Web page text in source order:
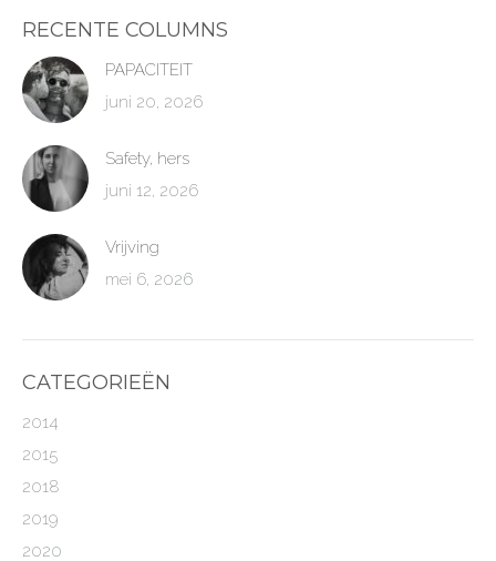
RECENTE COLUMNS
PAPACITEIT
juni 20, 2026
Safety, hers
juni 12, 2026
Vrijving
mei 6, 2026
CATEGORIEËN
2014
2015
2018
2019
2020